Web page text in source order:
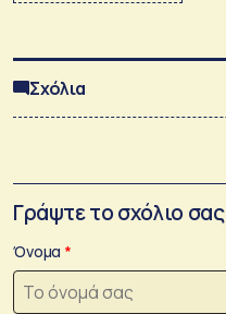
Σχόλια
Γράψτε το σχόλιο σας
Όνομα